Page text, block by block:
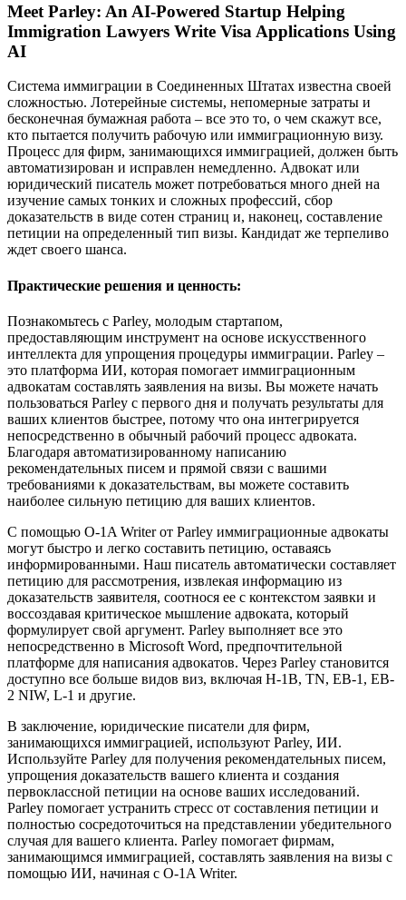
Meet Parley: An AI-Powered Startup Helping
Immigration Lawyers Write Visa Applications Using
AI
Система иммиграции в Соединенных Штатах известна своей
сложностью. Лотерейные системы, непомерные затраты и
бесконечная бумажная работа – все это то, о чем скажут все,
кто пытается получить рабочую или иммиграционную визу.
Процесс для фирм, занимающихся иммиграцией, должен быть
автоматизирован и исправлен немедленно. Адвокат или
юридический писатель может потребоваться много дней на
изучение самых тонких и сложных профессий, сбор
доказательств в виде сотен страниц и, наконец, составление
петиции на определенный тип визы. Кандидат же терпеливо
ждет своего шанса.
Практические решения и ценность:
Познакомьтесь с Parley, молодым стартапом,
предоставляющим инструмент на основе искусственного
интеллекта для упрощения процедуры иммиграции. Parley –
это платформа ИИ, которая помогает иммиграционным
адвокатам составлять заявления на визы. Вы можете начать
пользоваться Parley с первого дня и получать результаты для
ваших клиентов быстрее, потому что она интегрируется
непосредственно в обычный рабочий процесс адвоката.
Благодаря автоматизированному написанию
рекомендательных писем и прямой связи с вашими
требованиями к доказательствам, вы можете составить
наиболее сильную петицию для ваших клиентов.
С помощью O-1A Writer от Parley иммиграционные адвокаты
могут быстро и легко составить петицию, оставаясь
информированными. Наш писатель автоматически составляет
петицию для рассмотрения, извлекая информацию из
доказательств заявителя, соотнося ее с контекстом заявки и
воссоздавая критическое мышление адвоката, который
формулирует свой аргумент. Parley выполняет все это
непосредственно в Microsoft Word, предпочтительной
платформе для написания адвокатов. Через Parley становится
доступно все больше видов виз, включая H-1B, TN, EB-1, EB-
2 NIW, L-1 и другие.
В заключение, юридические писатели для фирм,
занимающихся иммиграцией, используют Parley, ИИ.
Используйте Parley для получения рекомендательных писем,
упрощения доказательств вашего клиента и создания
первоклассной петиции на основе ваших исследований.
Parley помогает устранить стресс от составления петиции и
полностью сосредоточиться на представлении убедительного
случая для вашего клиента. Parley помогает фирмам,
занимающимся иммиграцией, составлять заявления на визы с
помощью ИИ, начиная с O-1A Writer.